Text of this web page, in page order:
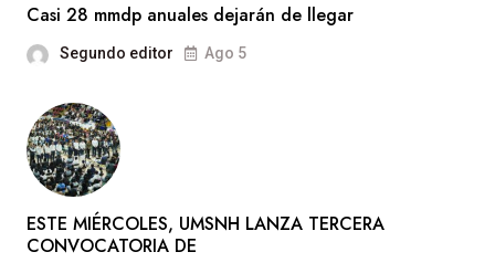
Casi 28 mmdp anuales dejarán de llegar
Segundo editor Ago 5
ESTE MIÉRCOLES, UMSNH LANZA TERCERA
CONVOCATORIA DE